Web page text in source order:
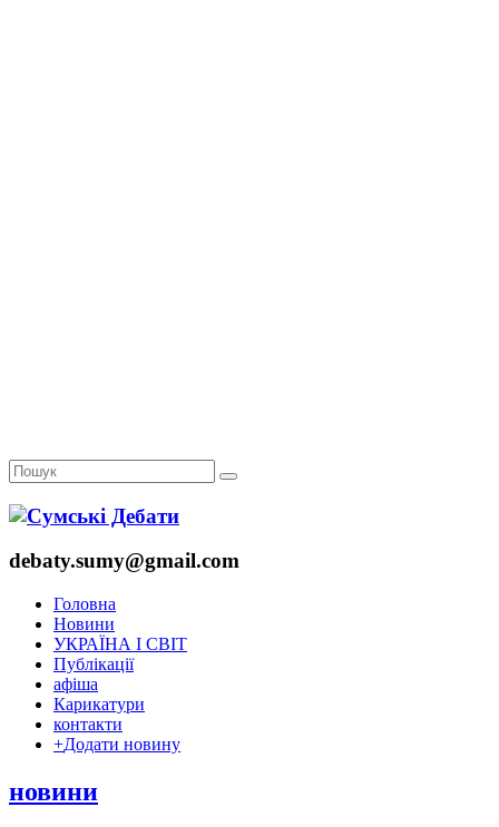
debaty.sumy@gmail.com
Головна
Новини
УКРАЇНА І СВІТ
Публікації
афіша
Карикатури
контакти
+Додати новину
новини